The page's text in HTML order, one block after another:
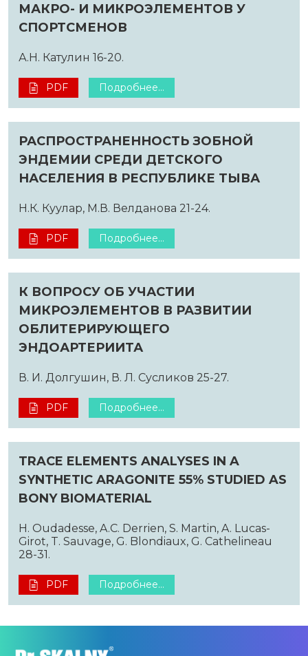
МАКРО- И МИКРОЭЛЕМЕНТОВ У
СПОРТСМЕНОВ
А.Н. Катулин 16-20.
PDF Подробнее...
РАСПРОСТРАНЕННОСТЬ ЗОБНОЙ
ЭНДЕМИИ СРЕДИ ДЕТСКОГО
НАСЕЛЕНИЯ В РЕСПУБЛИКЕ ТЫВА
Н.К. Куулар, М.В. Велданова 21-24.
PDF Подробнее...
К ВОПРОСУ ОБ УЧАСТИИ
МИКРОЭЛЕМЕНТОВ В РАЗВИТИИ
ОБЛИТЕРИРУЮЩЕГО
ЭНДОАРТЕРИИТА
В. И. Долгушин, В. Л. Сусликов 25-27.
PDF Подробнее...
TRACE ELEMENTS ANALYSES IN A
SYNTHETIC ARAGONITE 55% STUDIED AS
BONY BIOMATERIAL
H. Oudadesse, A.C. Derrien, S. Martin, A. Lucas-
Girot, T. Sauvage, G. Blondiaux, G. Cathelineau
28-31.
PDF Подробнее...